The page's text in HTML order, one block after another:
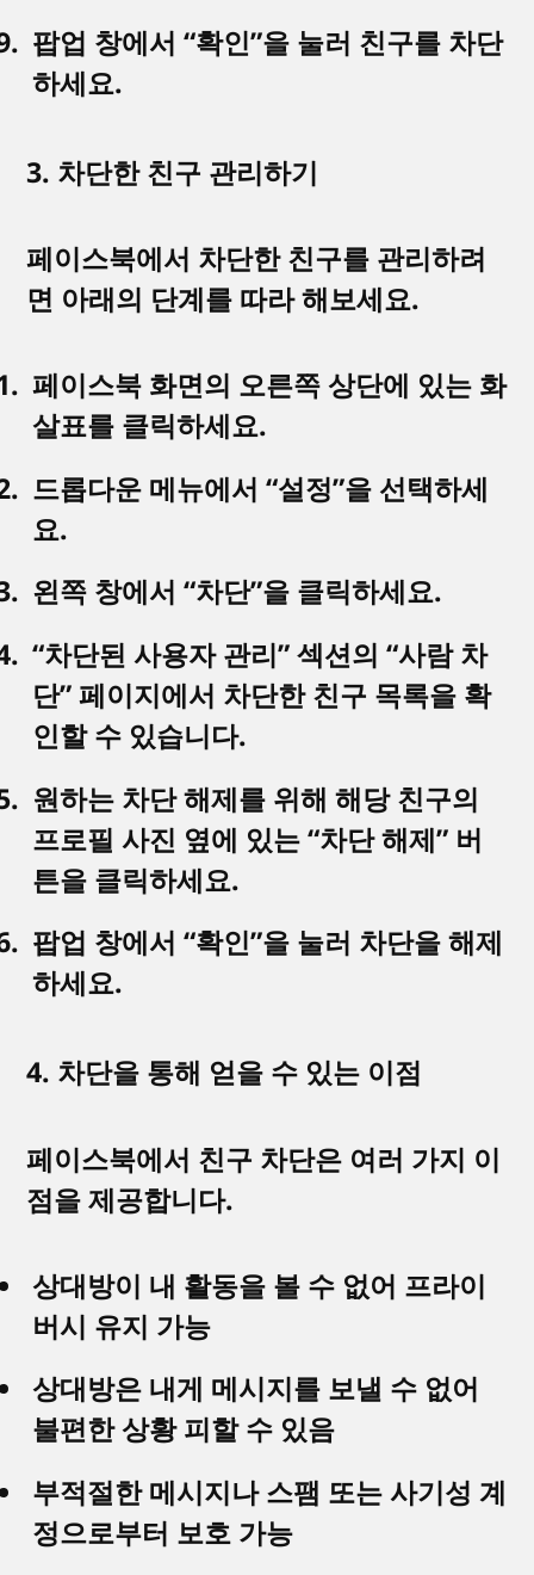
팝업 창에서 “확인”을 눌러 친구를 차단
하세요.
3. 차단한 친구 관리하기
페이스북에서 차단한 친구를 관리하려
면 아래의 단계를 따라 해보세요.
페이스북 화면의 오른쪽 상단에 있는 화
살표를 클릭하세요.
드롭다운 메뉴에서 “설정”을 선택하세
요.
왼쪽 창에서 “차단”을 클릭하세요.
“차단된 사용자 관리” 섹션의 “사람 차
단” 페이지에서 차단한 친구 목록을 확
인할 수 있습니다.
원하는 차단 해제를 위해 해당 친구의
프로필 사진 옆에 있는 “차단 해제” 버
튼을 클릭하세요.
팝업 창에서 “확인”을 눌러 차단을 해제
하세요.
4. 차단을 통해 얻을 수 있는 이점
페이스북에서 친구 차단은 여러 가지 이
점을 제공합니다.
상대방이 내 활동을 볼 수 없어 프라이
버시 유지 가능
상대방은 내게 메시지를 보낼 수 없어
불편한 상황 피할 수 있음
부적절한 메시지나 스팸 또는 사기성 계
정으로부터 보호 가능